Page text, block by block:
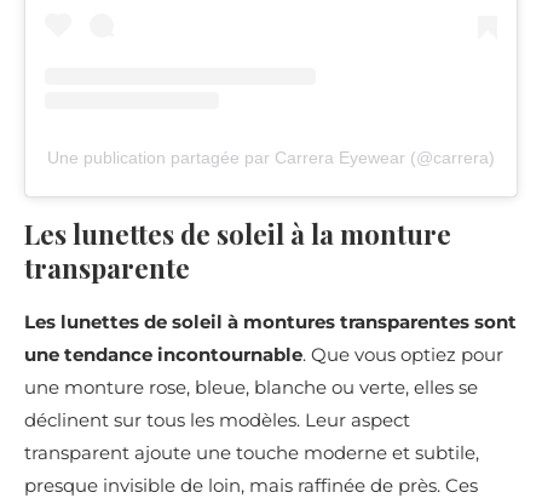
Une publication partagée par Carrera Eyewear (@carrera)
Les lunettes de soleil à la monture
transparente
Les lunettes de soleil à montures transparentes sont
une tendance incontournable. Que vous optiez pour
une monture rose, bleue, blanche ou verte, elles se
déclinent sur tous les modèles. Leur aspect
transparent ajoute une touche moderne et subtile,
presque invisible de loin, mais raffinée de près. Ces